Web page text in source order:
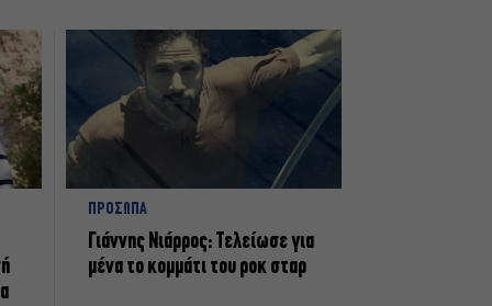
ΠΡΟΣΩΠΑ
Γιάννης Νιάρρος: Τελείωσε για
μένα το κομμάτι του ροκ σταρ